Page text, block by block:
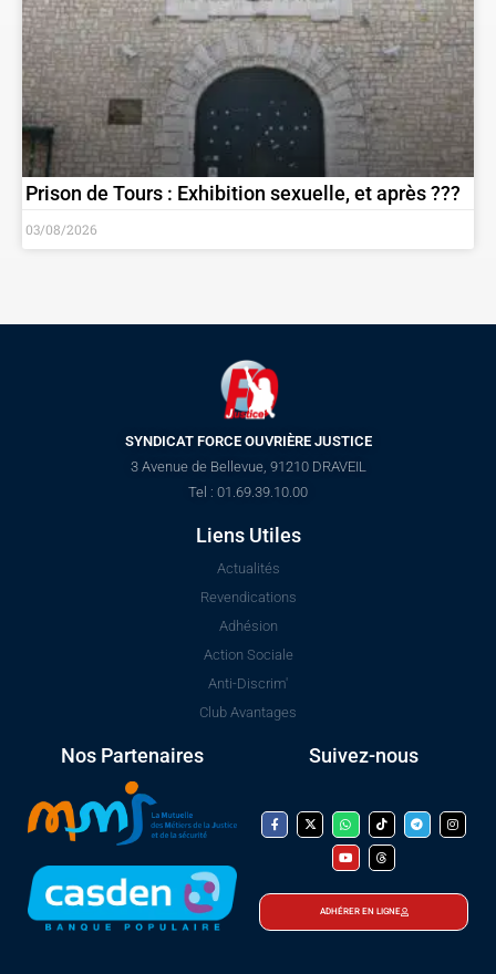
Prison de Tours : Exhibition sexuelle, et après ???
03/08/2026
SYNDICAT FORCE OUVRIÈRE JUSTICE
3 Avenue de Bellevue, 91210 DRAVEIL
Tel : 01.69.39.10.00
Liens Utiles
Actualités
Revendications
Adhésion
Action Sociale
Anti-Discrim'
Club Avantages
Nos Partenaires Suivez-nous
ADHÉRER EN LIGNE